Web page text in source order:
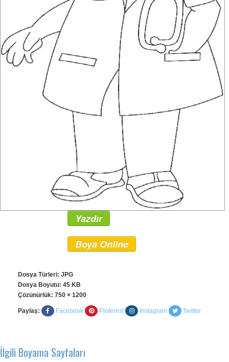
Yazdır
Boya Online
Dosya Türleri: JPG
Dosya Boyutu: 45 KB
Çözünürlük: 750 × 1200
Paylaş: Facebook Pinterest Instagram Twitter
İlgili Boyama Sayfaları